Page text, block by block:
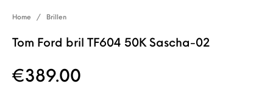
Home / Brillen
Tom Ford bril TF604 50K Sascha-02
€389.00